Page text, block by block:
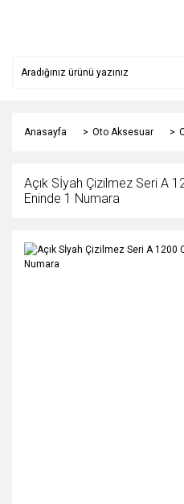
Anasayfa Oto Aksesuar
Açık Sİyah Çizilmez Seri A
Eninde 1 Numara